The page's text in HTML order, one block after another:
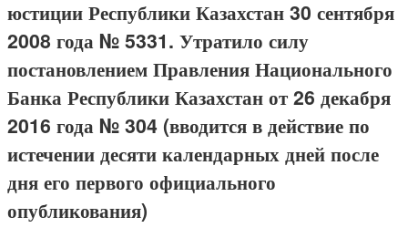
юстиции Республики Казахстан 30 сентября
2008 года № 5331. Утратило силу
постановлением Правления Национального
Банка Республики Казахстан от 26 декабря
2016 года № 304 (вводится в действие по
истечении десяти календарных дней после
дня его первого официального
опубликования)